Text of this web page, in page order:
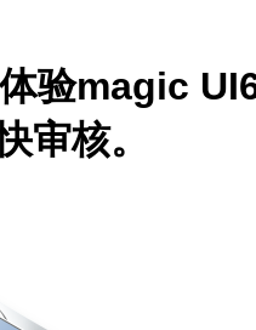
验magic
审核。